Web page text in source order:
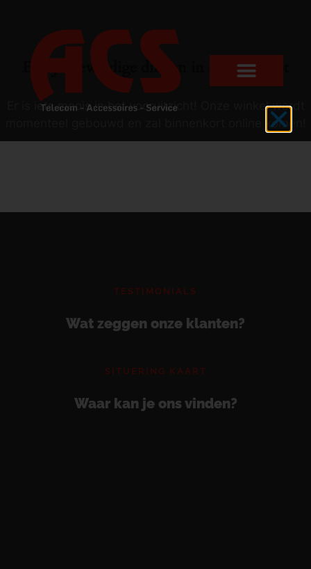
Er zijn geweldige dingen in het verschiet
Er is iets moois in het vooruitzicht! Onze winkel wordt
momenteel gebouwd en zal binnenkort online komen!
TESTIMONIALS
Wat zeggen onze klanten?
SITUERING KAART
Waar kan je ons vinden?